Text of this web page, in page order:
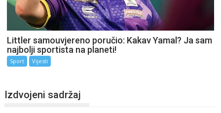
Littler samouvjereno poručio: Kakav Yamal? Ja sam
najbolji sportista na planeti!
Sport Vijesti
Izdvojeni sadržaj